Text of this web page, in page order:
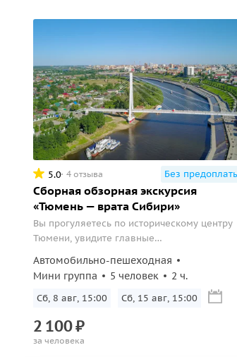
5.0 4 отзыва Без
Сборная обзорная экскурсия
«Тюмень — врата Сибири»
Вы прогуляетесь по историческому центру
Тюмени, увидите главные
старинный монастырь и Сквер сибирских
кошек.
Автомобильно-пешеходная
Мини группа
5 человек 2 ч.
Сб, 8 авг, 15:00 Сб, 15 авг, 15:00
2 100₽
за человека